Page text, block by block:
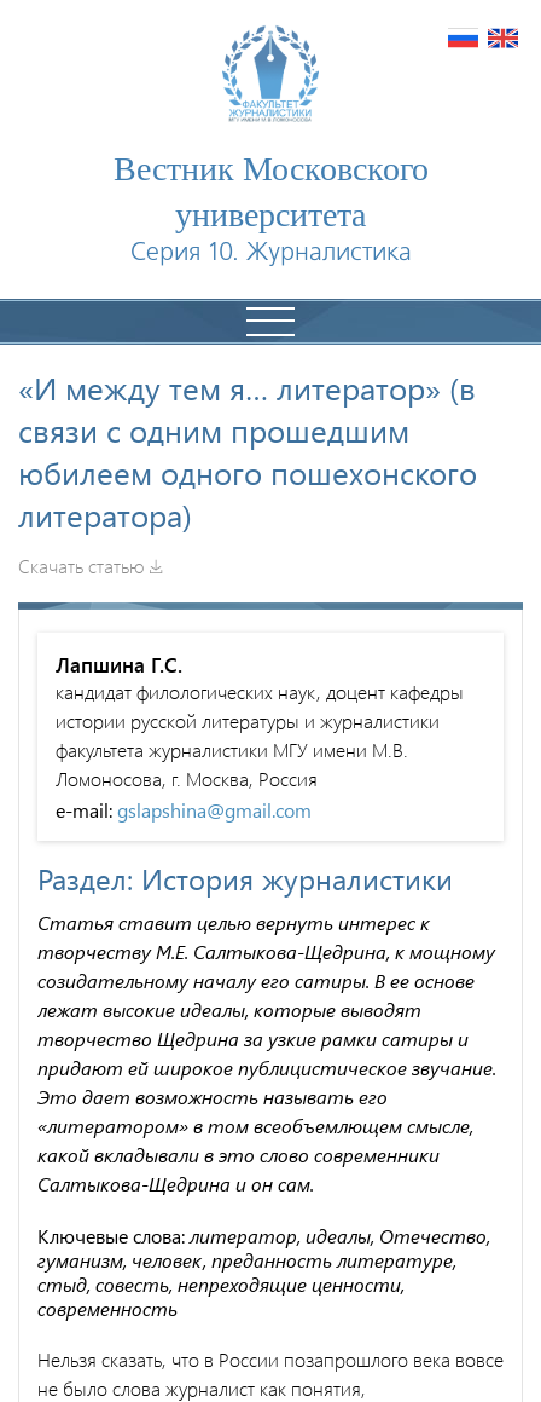
Вестник Московского
университета
Серия 10. Журналистика
«И между тем я… литератор» (в
связи с одним прошедшим
юбилеем одного пошехонского
литератора)
Скачать статью
Лапшина Г.С.
кандидат филологических наук, доцент кафедры
истории русской литературы и журналистики
факультета журналистики МГУ имени М.В.
Ломоносова, г. Москва, Россия
e-mail:gslapshina@gmail.com
Раздел: История журналистики
Статья ставит целью вернуть интерес к
творчеству М.Е. Салтыкова-Щедрина, к мощному
созидательному началу его сатиры. В ее основе
лежат высокие идеалы, которые выводят
творчество Щедрина за узкие рамки сатиры и
придают ей широкое публицистическое звучание.
Это дает возможность называть его
«литератором» в том всеобъемлющем смысле,
какой вкладывали в это слово современники
Салтыкова-Щедрина и он сам.
Ключевые слова:литератор, идеалы, Отечество,
гуманизм, человек, преданность литературе,
стыд, совесть, непреходящие ценности,
современность
Нельзя сказать, что в России позапрошлого века вовсе
не было слова журналист как понятия,